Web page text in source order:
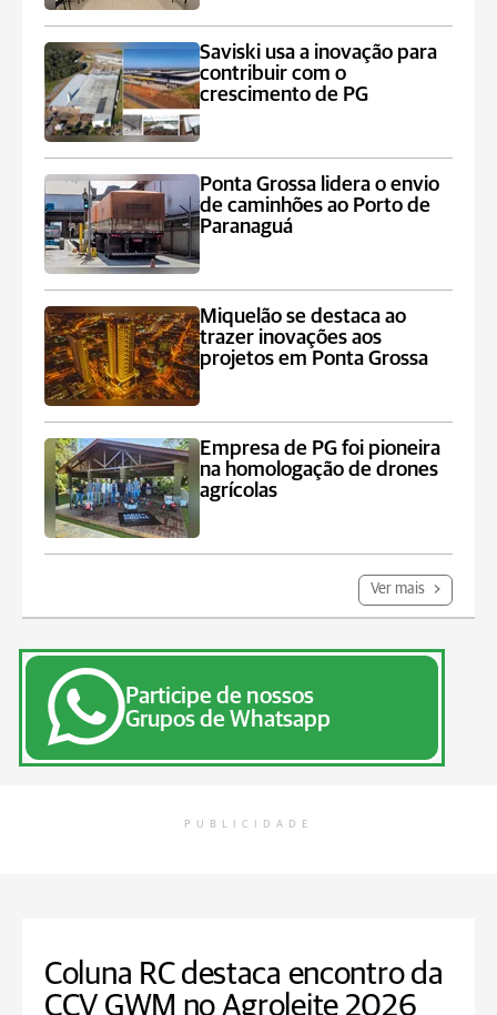
Saviski usa a inovação para
contribuir com o
crescimento de PG
Ponta Grossa lidera o envio
de caminhões ao Porto de
Paranaguá
Miquelão se destaca ao
trazer inovações aos
projetos em Ponta Grossa
Empresa de PG foi pioneira
na homologação de drones
agrícolas
Ver mais
Participe de nossos
Grupos de Whatsapp
PUBLICIDADE
Coluna RC destaca encontro da
CCV GWM no Agroleite 2026